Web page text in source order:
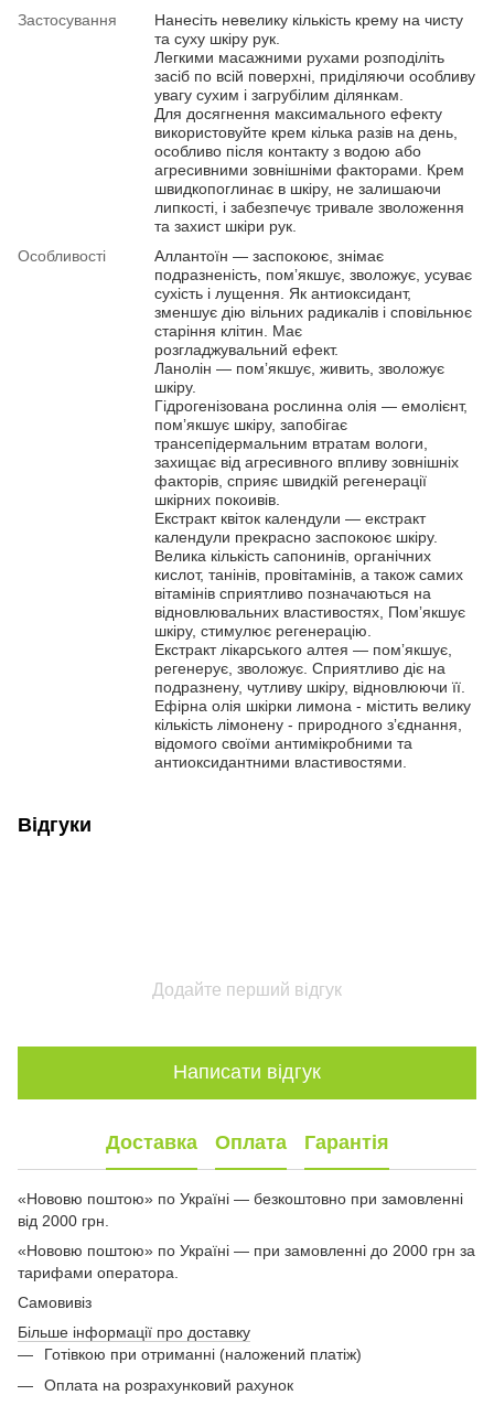
Застосування
Нанесіть невелику кількість крему на чисту
та суху шкіру рук.
Легкими масажними рухами розподіліть
засіб по всій поверхні, приділяючи особливу
увагу сухим і загрубілим ділянкам.
Для досягнення максимального ефекту
використовуйте крем кілька разів на день,
особливо після контакту з водою або
агресивними зовнішніми факторами. Крем
швидкопоглинає в шкіру, не залишаючи
липкості, і забезпечує тривале зволоження
та захист шкіри рук.
Особливості
Аллантоїн — заспокоює, знімає
подразненість, помʼякшує, зволожує, усуває
сухість і лущення. Як антиоксидант,
зменшує дію вільних радикалів і сповільнює
старіння клітин. Має
розгладжувальний ефект.
Ланолін — помʼякшує, живить, зволожує
шкіру.
Гідрогенізована рослинна олія — емолієнт,
помʼякшує шкіру, запобігає
трансепідермальним втратам вологи,
захищає від агресивного впливу зовнішніх
факторів, сприяє швидкій регенерації
шкірних покоивів.
Екстракт квіток календули — екстракт
календули прекрасно заспокоює шкіру.
Велика кількість сапонинів, органічних
кислот, танінів, провітамінів, а також самих
вітамінів сприятливо позначаються на
відновлювальних властивостях, Помʼякшує
шкіру, стимулює регенерацію.
Екстракт лікарського алтея — помʼякшує,
регенерує, зволожує. Сприятливо діє на
подразнену, чутливу шкіру, відновлюючи її.
Ефірна олія шкірки лимона - містить велику
кількість лімонену - природного зʼєднання,
відомого своїми антимікробними та
антиоксидантними властивостями.
Відгуки
Додайте перший відгук
Написати відгук
Доставка Оплата Гарантія
«Нововю поштою» по Україні — безкоштовно при замовленні
від 2000 грн.
«Нововю поштою» по Україні — при замовленні до 2000 грн за
тарифами оператора.
Самовивіз
Більше інформації про доставку
Готівкою при отриманні (наложений платіж)
Оплата на розрахунковий рахунок